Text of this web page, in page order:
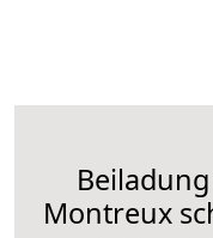
Montreux